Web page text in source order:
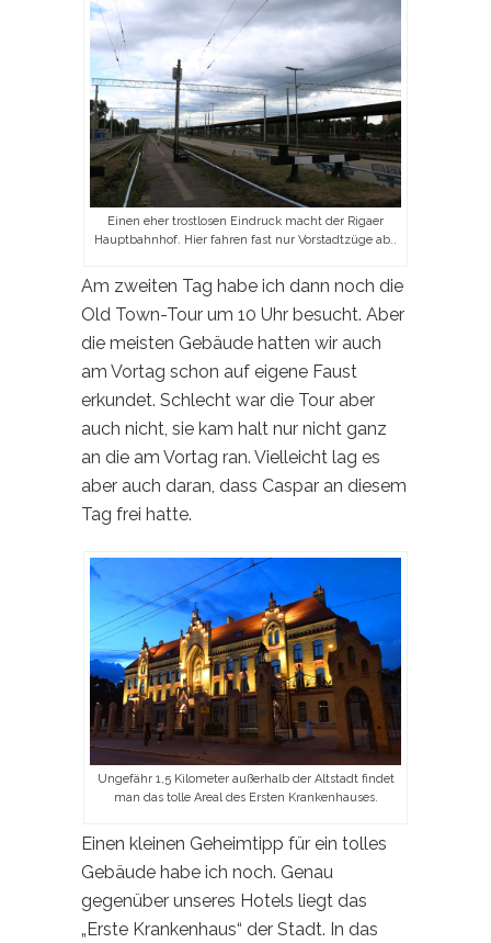
Einen eher trostlosen Eindruck macht der Rigaer
Hauptbahnhof. Hier fahren fast nur Vorstadtzüge ab..
Am zweiten Tag habe ich dann noch die
Old Town-Tour um 10 Uhr besucht. Aber
die meisten Gebäude hatten wir auch
am Vortag schon auf eigene Faust
erkundet. Schlecht war die Tour aber
auch nicht, sie kam halt nur nicht ganz
an die am Vortag ran. Vielleicht lag es
aber auch daran, dass Caspar an diesem
Tag frei hatte.
Ungefähr 1,5 Kilometer außerhalb der Altstadt findet
man das tolle Areal des Ersten Krankenhauses.
Einen kleinen Geheimtipp für ein tolles
Gebäude habe ich noch. Genau
gegenüber unseres Hotels liegt das
„Erste Krankenhaus“ der Stadt. In das